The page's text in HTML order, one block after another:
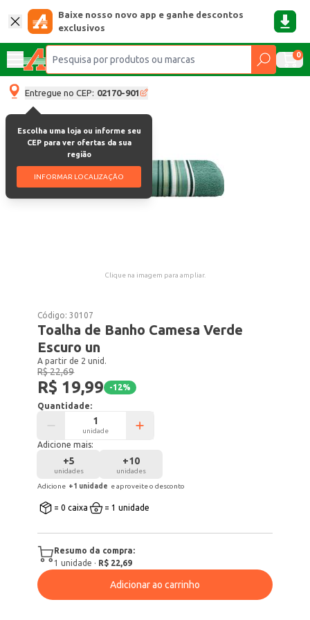
Baixe nosso novo app e ganhe descontos
exclusivos
0
Entregue no CEP: 02170-901
Escolha uma loja ou informe seu
CEP para ver ofertas da sua
região
INFORMAR LOCALIZAÇÃO
Clique na imagem para ampliar.
Código:30107
Toalha de Banho Camesa Verde
Escuro un
A partir de 2 unid.
R$ 22,69
R$ 19,99 -12%
Quantidade:
unidade
Adicione mais:
+5
unidades
+10
unidades
Adicione +1 unidade e aproveite o desconto
= 0 caixa = 1 unidade
Resumo da compra:
1 unidade · R$ 22,69
Adicionar ao carrinho